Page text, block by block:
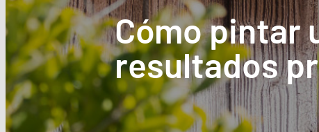
Cómo pintar
resultados